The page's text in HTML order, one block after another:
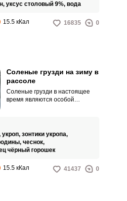
уксус столовый 9%, вода
15.5 кКал 16835 0
Соленые грузди на зиму в
рассоле
Соленые грузди в настоящее
время являются особой
укроп, зонтики укропа,
чеснок,
чёрный горошек
15.5 кКал 41437 0